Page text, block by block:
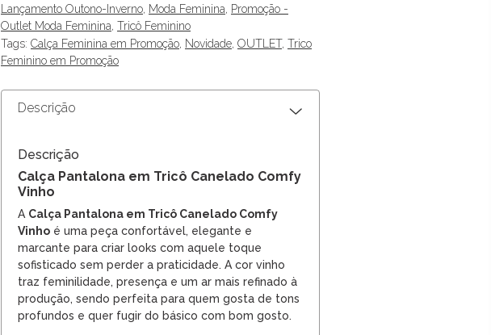
Lançamento Outono-Inverno, Moda Feminina, Promoção -
Outlet Moda Feminina, Tricô Feminino
Tags: Calça Feminina em Promoção, Novidade, OUTLET, Trico
Feminino em Promoção
Descrição
Descrição
Calça Pantalona em Tricô Canelado Comfy
Vinho
A Calça Pantalona em Tricô Canelado Comfy
Vinho é uma peça confortável, elegante e
marcante para criar looks com aquele toque
sofisticado sem perder a praticidade. A cor vinho
traz feminilidade, presença e um ar mais refinado à
produção, sendo perfeita para quem gosta de tons
profundos e quer fugir do básico com bom gosto.